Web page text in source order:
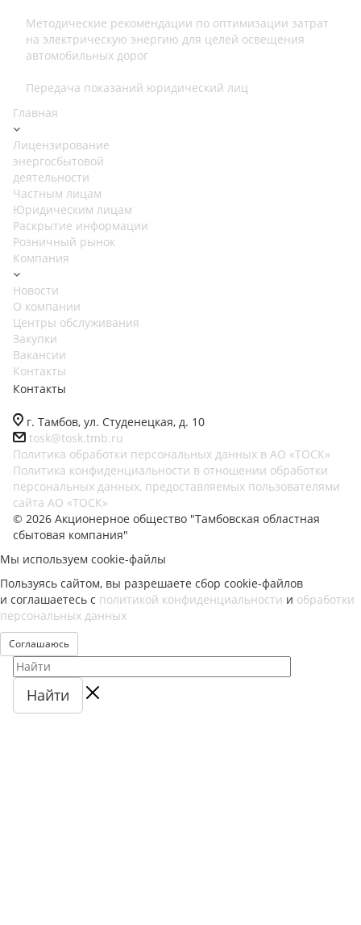
Методические рекомендации по оптимизации затрат
на электрическую энергию для целей освещения
автомобильных дорог
Передача показаний юридический лиц
Главная
Лицензирование
энергосбытовой
деятельности
Частным лицам
Юридическим лицам
Раскрытие информации
Розничный рынок
Компания
Новости
О компании
Центры обслуживания
Закупки
Вакансии
Контакты
Контакты
г. Тамбов, ул. Студенецкая, д. 10
tosk@tosk.tmb.ru
Политика обработки персональных данных в АО «ТОСК»
Политика конфиденциальности в отношении обработки
персональных данных, предоставляемых пользователями
сайта АО «ТОСК»
© 2026 Акционерное общество "Тамбовская областная
сбытовая компания"
Мы используем cookie-файлы
Пользуясь сайтом, вы разрешаете сбор cookie-файлов
и соглашаетесь с политикой конфиденциальности и обработки
персональных данных
Соглашаюсь
Найти